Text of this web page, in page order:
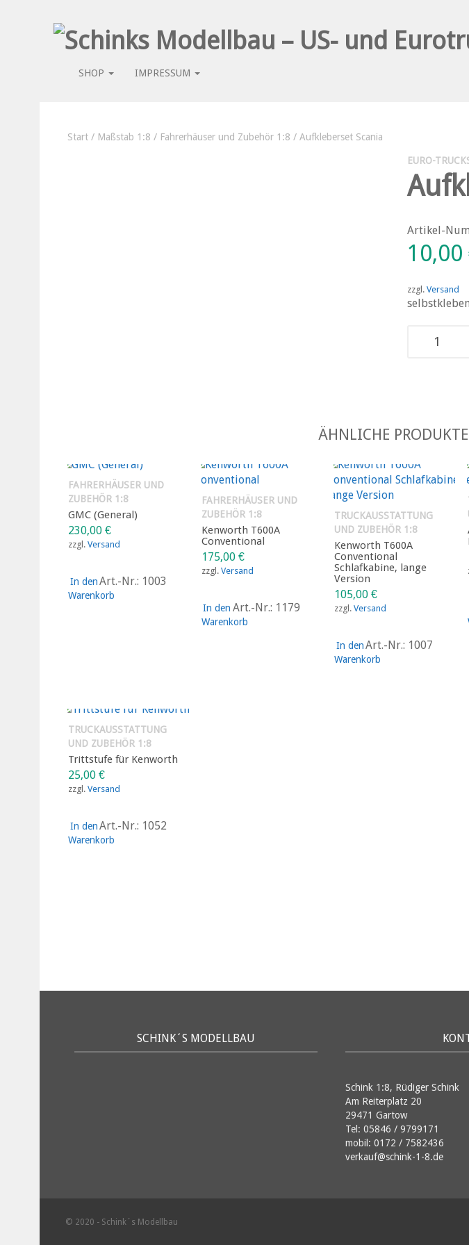
SHOP IMPRESSUM
Start / Maßstab 1:8 / Fahrerhäuser und Zubehör 1:8 / Aufkleberset Scania
EURO-
Artikel-
10,00
zzgl.Versand
Scania
ÄHNLICHE PRODUKTE
FAHRERHÄUSER UND
ZUBEHÖR 1:8
GMC (General)
230,00 €
zzgl. Versand
In den
Warenkorb
Art.-Nr.: 1003
FAHRERHÄUSER UND
ZUBEHÖR 1:8
Kenworth T600A
Conventional
175,00 €
zzgl. Versand
In den
Warenkorb
Art.-Nr.: 1179
TRUCKAUSSTATTUNG
UND ZUBEHÖR 1:8
Kenworth T600A
Conventional
Schlafkabine, lange
Version
105,00€
zzgl.Versand
In den
Warenkorb
Art.-Nr.: 1007
TRUCKAUSSTATTUNG
UND ZUBEHÖR 1:8
Trittstufe für Kenworth
25,00 €
zzgl. Versand
In den
Warenkorb
Art.-Nr.: 1052
SCHINK´S MODELLBAU
Schink 1:8, Rüdiger Schink
Am Reiterplatz 20
29471 Gartow
Tel: 05846 / 9799171
mobil: 0172 / 7582436
verkauf@schink-1-8.de
© 2020 - Schink´s Modellbau